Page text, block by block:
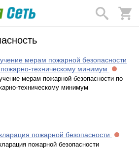
мерам пожарной безопасности
техническому минимум
мерам пожарной безопасности по
техническому минимум
пожарной безопасности
пожарной безопасности